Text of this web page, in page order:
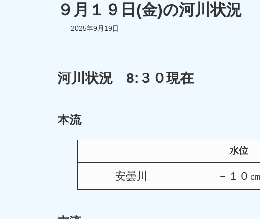
９月１９日(金)の河川状況
2025年9月19日
河川状況 8:３０現在
本流
水位
安曇川 －１０㎝